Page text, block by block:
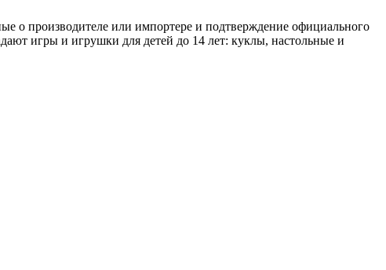
о производителе или импортере и подтверждение официального
игры и игрушки для детей до 14 лет: куклы, настольные и